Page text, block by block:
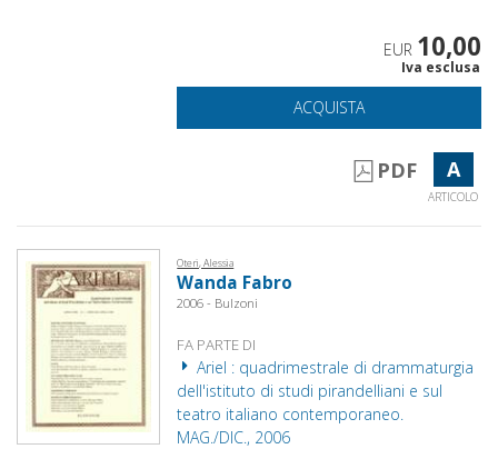
EUR 10,00
Iva esclusa
ACQUISTA
PDF A
ARTICOLO
Oteri, Alessia
Wanda Fabro
2006 - Bulzoni
FA PARTE DI
Ariel : quadrimestrale di drammaturgia
dell'istituto di studi pirandelliani e sul
teatro italiano contemporaneo.
MAG./DIC., 2006